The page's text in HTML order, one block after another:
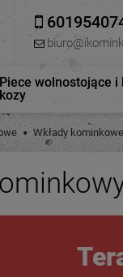
Piece wolnostojące i
kozy
Wkłady